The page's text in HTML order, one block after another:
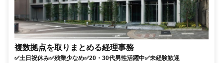
複数拠点を取りまとめる経理事務
✅土日祝休み✅残業少なめ✅20・30代男性活躍中✅未経験歓迎